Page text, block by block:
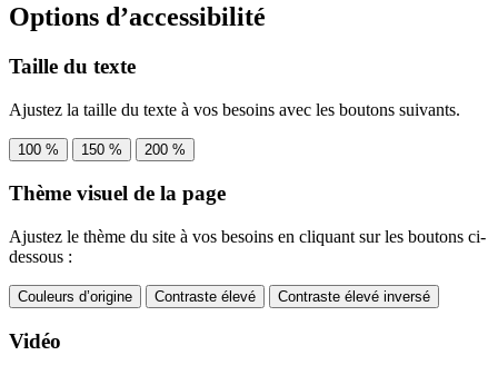
Options d’accessibilité
Taille du texte
Ajustez la taille du texte à vos besoins avec les boutons suivants.
100 % 150 % 200 %
Thème visuel de la page
Ajustez le thème du site à vos besoins en cliquant sur les boutons ci-
dessous :
Couleurs d’origine Contraste élevé Contraste élevé inversé
Vidéo